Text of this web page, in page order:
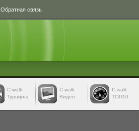
Обратная связь
С-walk
Турниры
С-walk
Видео
C-walk
ТОП10